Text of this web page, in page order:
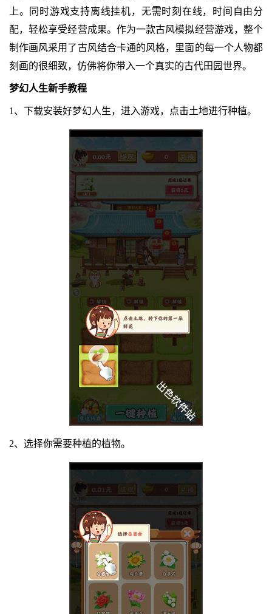
上。同时游戏支持离线挂机，无需时刻在线，时间自由分
配，轻松享受经营成果。作为一款古风模拟经营游戏，整个
制作画风采用了古风结合卡通的风格，里面的每一个人物都
刻画的很细致，仿佛将你带入一个真实的古代田园世界。
梦幻人生新手教程
1、下载安装好梦幻人生，进入游戏，点击土地进行种植。
2、选择你需要种植的植物。